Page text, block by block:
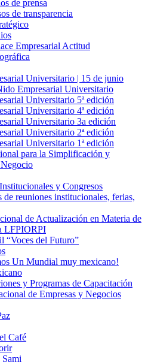
de prensa
de transparencia
Empresarial Actitud
Universitario | 15 de junio
Empresarial Universitario
Universitario 5ª edición
Universitario 4ª edición
Universitario 3a edición
Universitario 2ª edición
Universitario 1ª edición
para la Simplificación y
y Congresos
de reuniones institucionales, ferias,
de Actualización en Materia de
LFPIORPI
“Voces del Futuro”
Un Mundial muy mexicano!
y Programas de Capacitación
de Empresas y Negocios
Café